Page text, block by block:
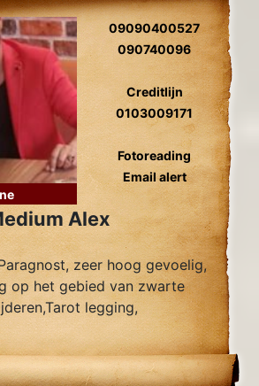
09090400527
090740096
Creditlijn
0103009171
Fotoreading
Email alert
Alex
zeer hoog gevoelig,
op het gebied van zwarte
legging,
Relatie